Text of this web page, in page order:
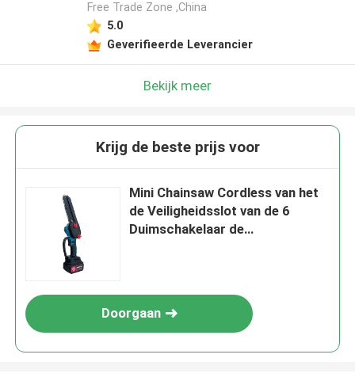
Laat een bericht achter
VERZENDEN
Free Trade Zone ,China
5.0
Geverifieerde Leverancier
Bekijk meer
Krijg de beste prijs voor
Mini Chainsaw Cordless van het
de Veiligheidsslot van de 6
Duimschakelaar de
Doorgaan